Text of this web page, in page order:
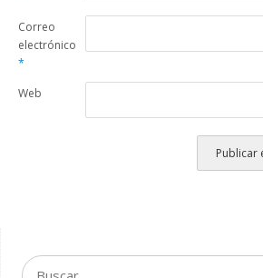
Correo
electrónico
*
Web